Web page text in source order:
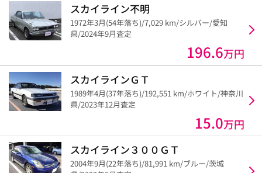
スカイライン不明
1972年3月(54年落ち)/7,029 km/シルバー/愛知
県/2024年9月査定
196.6万円
スカイラインＧＴ
1989年4月(37年落ち)/192,551 km/ホワイト/神奈川
県/2023年12月査定
15.0万円
スカイライン３００ＧＴ
2004年9月(22年落ち)/81,991 km/ブルー/茨城